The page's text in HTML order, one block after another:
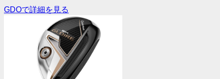
GDOで詳細を見る